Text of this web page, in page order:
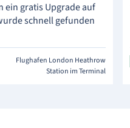
ein gratis Upgrade auf
schnell gefunden
Flughafen London Heathrow
Station im Terminal